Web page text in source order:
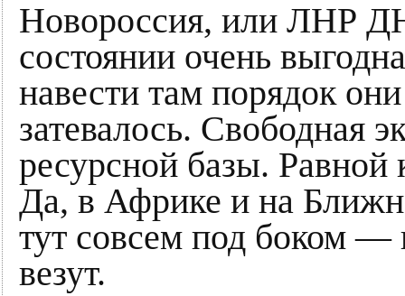
Новороссия, или ЛНР
состоянии очень
навести там порядок
затевалось. Свободная
ресурсной базы. Равной
Да, в Африке и на
тут совсем под боком —
везут.